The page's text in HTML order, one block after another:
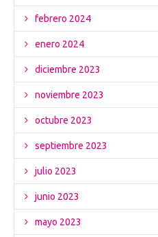
febrero 2024
enero 2024
diciembre 2023
noviembre 2023
octubre 2023
septiembre 2023
julio 2023
junio 2023
mayo 2023